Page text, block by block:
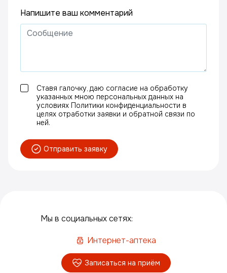
Напишите ваш комментарий
Ставя галочку, даю согласие на обработку
указанных мною персональных данных на
условиях Политики конфиденциальности в
целях отработки заявки и обратной связи по
ней.
Отправить заявку
Мы в социальных сетях:
Интернет-аптека
Записаться на приём